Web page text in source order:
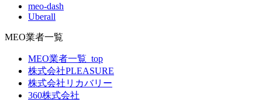
meo-dash
Uberall
MEO業者一覧
MEO業者一覧_top
株式会社PLEASURE
株式会社リカバリー
360株式会社